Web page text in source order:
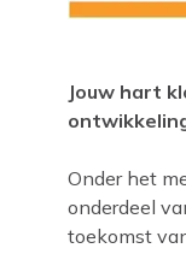
Jouw hart
Onder het
onderdeel
toekomst